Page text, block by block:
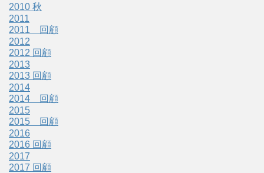
2010 秋
2011
2011 回顧
2012
2012 回顧
2013
2013 回顧
2014
2014 回顧
2015
2015 回顧
2016
2016 回顧
2017
2017 回顧